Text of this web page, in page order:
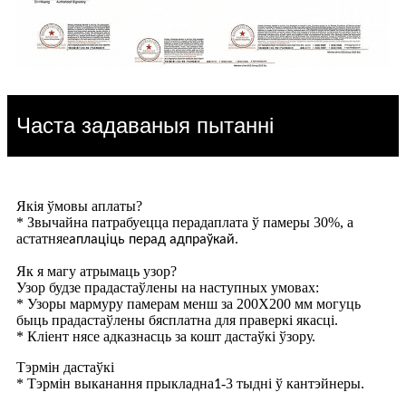
Часта задаваныя пытанні
Якія ўмовы аплаты?
* Звычайна патрабуецца перадаплата ў памеры 30%, а
астатняеаплаціць перад адпраўкай.
Як я магу атрымаць узор?
Узор будзе прадастаўлены на наступных умовах:
* Узоры мармуру памерам менш за 200X200 мм могуць
быць прадастаўлены бясплатна для праверкі якасці.
* Кліент нясе адказнасць за кошт дастаўкі ўзору.
Тэрмін дастаўкі
* Тэрмін выканання прыкладна1-3 тыдні ў кантэйнеры.